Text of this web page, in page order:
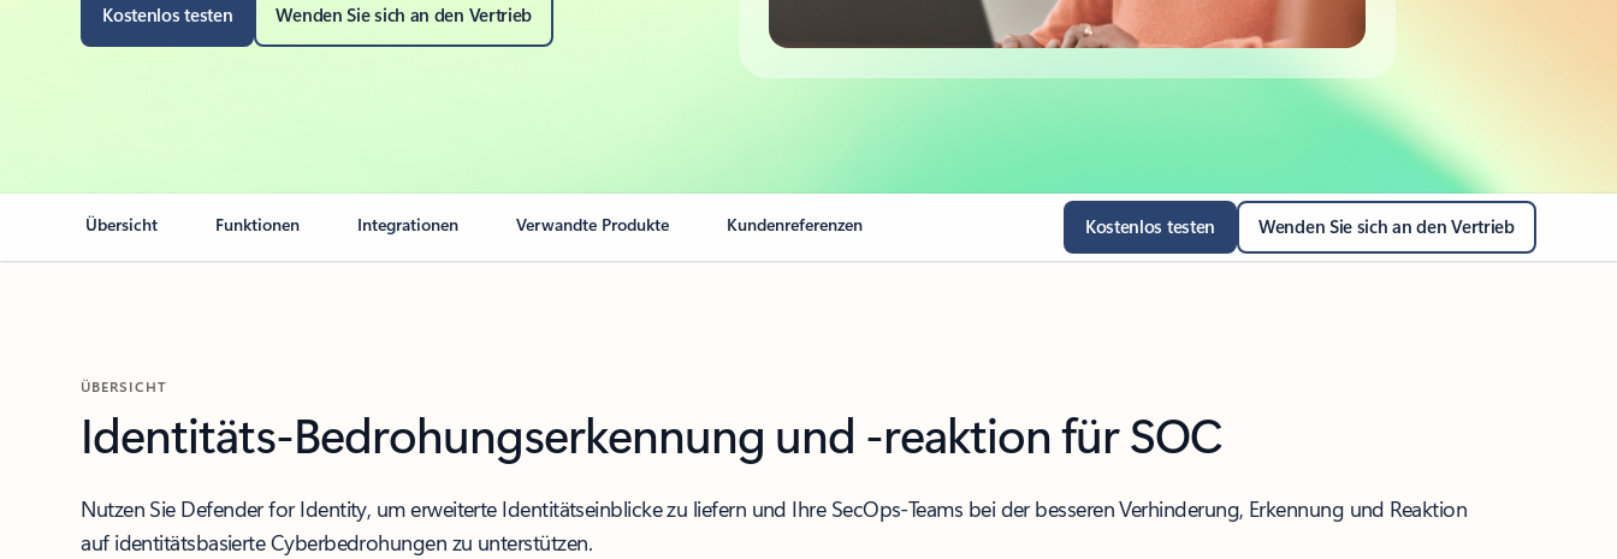
Kostenlos testen Wenden Sie sich an den Vertrieb
Übersicht Funktionen Integrationen Verwandte Produkte Kundenreferenzen Kostenlos testen Wenden Sie sich an den Vertrieb
ÜBERSICHT
Identitäts-Bedrohungserkennung und -reaktion für SOC
Nutzen Sie Defender for Identity, um erweiterte Identitätseinblicke zu liefern und Ihre SecOps-Teams bei der besseren Verhinderung, Erkennung und Reaktion
auf identitätsbasierte Cyberbedrohungen zu unterstützen.